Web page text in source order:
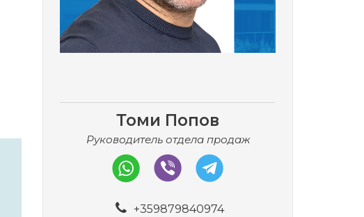
Томи Попов
Руководитель отдела продаж
+359879840974